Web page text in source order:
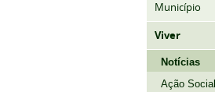
Município
Viver
Notícias
Ação Social